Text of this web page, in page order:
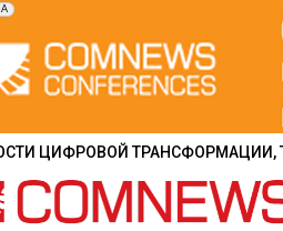
ЦИФРОВОЙ